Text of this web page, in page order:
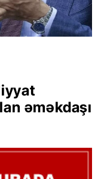
əməkdaşı